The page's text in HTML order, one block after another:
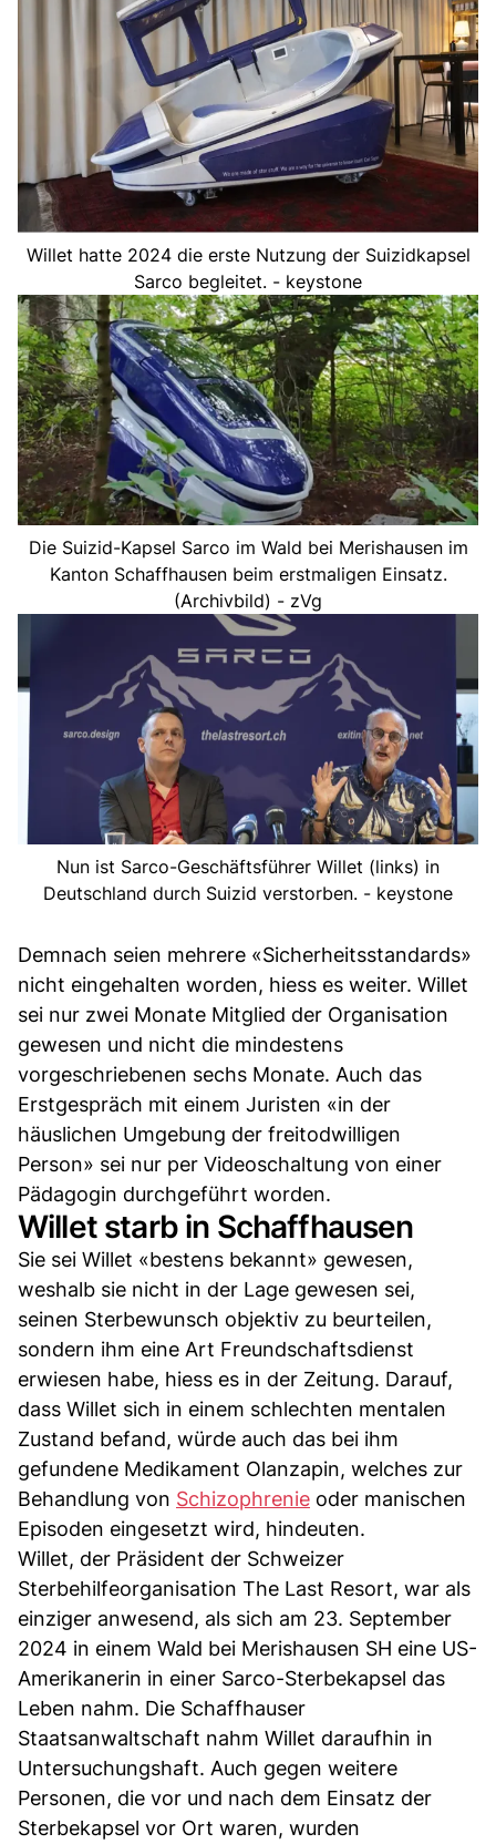
Willet hatte 2024 die erste Nutzung der Suizidkapsel
Sarco begleitet. - keystone
Die Suizid-Kapsel Sarco im Wald bei Merishausen im
Kanton Schaffhausen beim erstmaligen Einsatz.
(Archivbild) - zVg
Nun ist Sarco-Geschäftsführer Willet (links) in
Deutschland durch Suizid verstorben. - keystone
Demnach seien mehrere «Sicherheitsstandards»
nicht eingehalten worden, hiess es weiter. Willet
sei nur zwei Monate Mitglied der Organisation
gewesen und nicht die mindestens
vorgeschriebenen sechs Monate. Auch das
Erstgespräch mit einem Juristen «in der
häuslichen Umgebung der freitodwilligen
Person» sei nur per Videoschaltung von einer
Pädagogin durchgeführt worden.
Willet starb in Schaffhausen
Sie sei Willet «bestens bekannt» gewesen,
weshalb sie nicht in der Lage gewesen sei,
seinen Sterbewunsch objektiv zu beurteilen,
sondern ihm eine Art Freundschaftsdienst
erwiesen habe, hiess es in der Zeitung. Darauf,
dass Willet sich in einem schlechten mentalen
Zustand befand, würde auch das bei ihm
gefundene Medikament Olanzapin, welches zur
Behandlung von Schizophrenie oder manischen
Episoden eingesetzt wird, hindeuten.
Willet, der Präsident der Schweizer
Sterbehilfeorganisation The Last Resort, war als
einziger anwesend, als sich am 23. September
2024 in einem Wald bei Merishausen SH eine US-
Amerikanerin in einer Sarco-Sterbekapsel das
Leben nahm. Die Schaffhauser
Staatsanwaltschaft nahm Willet daraufhin in
Untersuchungshaft. Auch gegen weitere
Personen, die vor und nach dem Einsatz der
Sterbekapsel vor Ort waren, wurden